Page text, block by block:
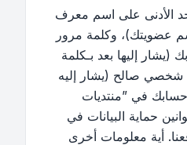
الأدنى على اسم معرف
عضويتك)، وكلمة مرور
إليها بعد بـكلمة
شخصي صالح (يشار إليه
في ”منتديات
حماية البيانات في
أية معلومات أخرى